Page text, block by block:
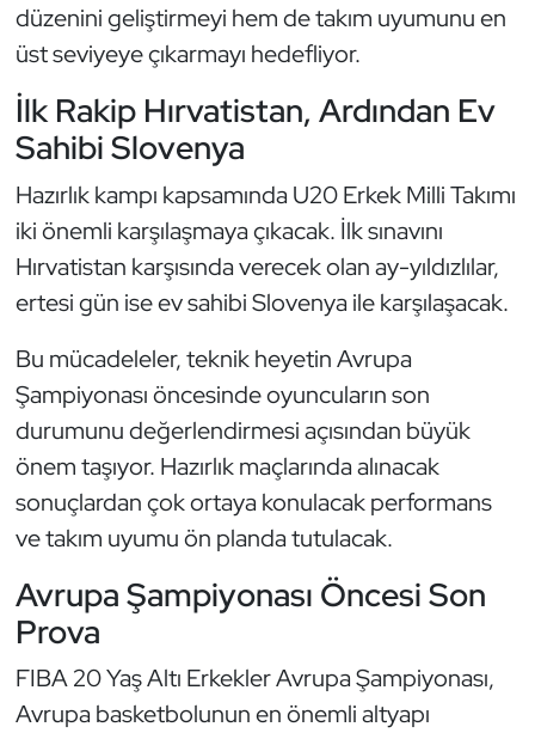
düzenini geliştirmeyi hem de takım uyumunu en
üst seviyeye çıkarmayı hedefliyor.
İlk Rakip Hırvatistan, Ardından Ev
Sahibi Slovenya
Hazırlık kampı kapsamında U20 Erkek Milli Takımı
iki önemli karşılaşmaya çıkacak. İlk sınavını
Hırvatistan karşısında verecek olan ay-yıldızlılar,
ertesi gün ise ev sahibi Slovenya ile karşılaşacak.
Bu mücadeleler, teknik heyetin Avrupa
Şampiyonası öncesinde oyuncuların son
durumunu değerlendirmesi açısından büyük
önem taşıyor. Hazırlık maçlarında alınacak
sonuçlardan çok ortaya konulacak performans
ve takım uyumu ön planda tutulacak.
Avrupa Şampiyonası Öncesi Son
Prova
FIBA 20 Yaş Altı Erkekler Avrupa Şampiyonası,
Avrupa basketbolunun en önemli altyapı
Halter
Hava Sporları
Hentbol
İşitme Engelli Sporcular
Judo ve Kuraş
Karate
Kayak
Kempo
Kick Boks
Kürek
Masa Tenisi